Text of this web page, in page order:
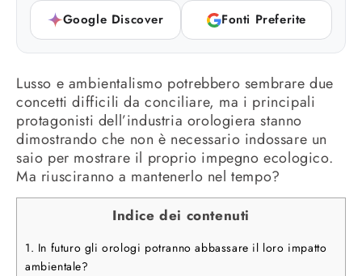
Google Discover
Fonti Preferite
Lusso e ambientalismo potrebbero sembrare due
concetti difficili da conciliare, ma i principali
protagonisti dell’industria orologiera stanno
dimostrando che non è necessario indossare un
saio per mostrare il proprio impegno ecologico.
Ma riusciranno a mantenerlo nel tempo?
Indice dei contenuti
1. In futuro gli orologi potranno abbassare il loro impatto
ambientale?